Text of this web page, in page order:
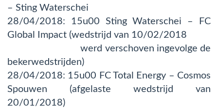
– Sting Waterschei
28/04/2018: 15u00 Sting Waterschei – FC
Global Impact (wedstrijd van 10/02/2018
werd verschoven ingevolge de
bekerwedstrijden)
28/04/2018: 15u00 FC Total Energy – Cosmos
Spouwen (afgelaste wedstrijd van
20/01/2018)